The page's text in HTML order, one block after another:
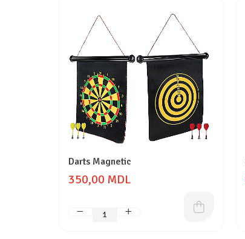
Darts Magnetic
350,00 MDL